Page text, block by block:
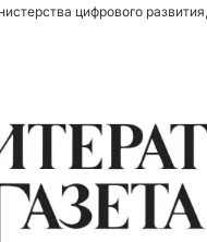
цифрового